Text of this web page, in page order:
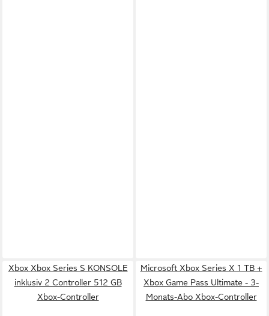
Xbox Xbox Series S KONSOLE
inklusiv 2 Controller 512 GB
Xbox-Controller
Microsoft Xbox Series X 1 TB +
Xbox Game Pass Ultimate - 3-
Monats-Abo Xbox-Controller